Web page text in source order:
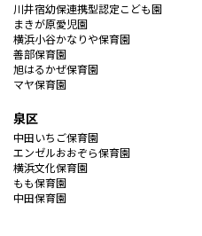
川井宿幼保連携型認定こども園
まきが原愛児園
横浜小谷かなりや保育園
善部保育園
旭はるかぜ保育園
マヤ保育園
泉区
中田いちご保育園
エンゼルおおぞら保育園
横浜文化保育園
もも保育園
中田保育園